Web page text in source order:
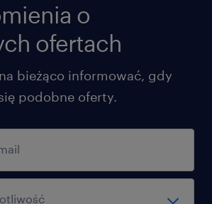
o
ofertach
bieżąco informować, gdy
podobne oferty.